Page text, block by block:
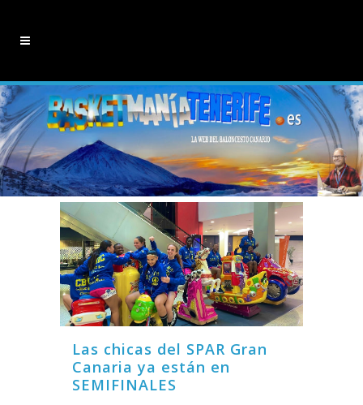
Las chicas del SPAR Gran
Canaria ya están en
SEMIFINALES